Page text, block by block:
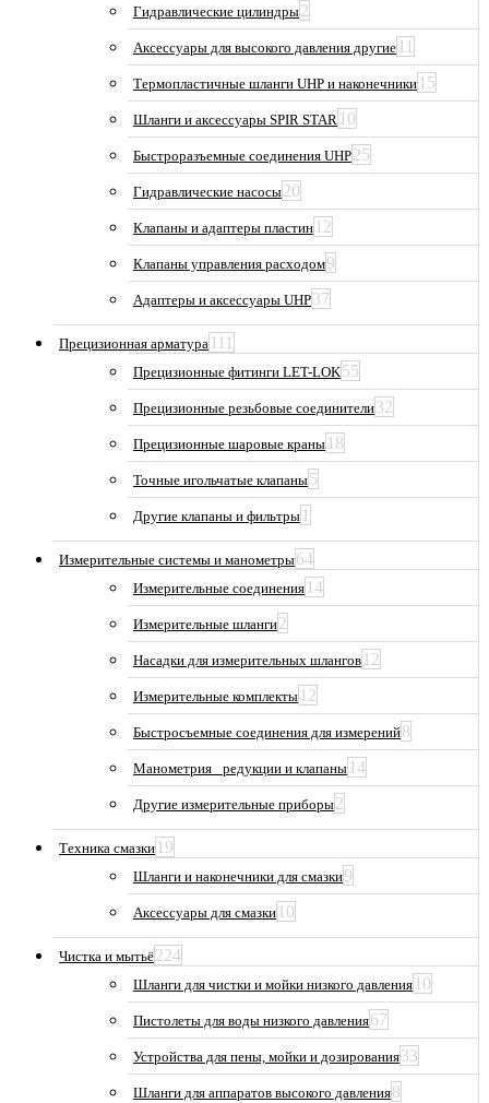
Гидравлические цилиндры2
Аксессуары для высокого давления другие 11
Термопластичные шланги UHP и наконечники 15
Шланги и аксессуары SPIR STAR 10
Быстроразъемные соединения UHP25
Гидравлические насосы20
Клапаны и адаптеры пластин 12
Клапаны управления расходом9
Адаптеры и аксессуары UHP37
Прецизионная арматура 111
Прецизионные фитинги LET-LOK55
Прецизионные резьбовые соединители32
Прецизионные шаровые краны 18
Точные игольчатые клапаны5
Другие клапаны и фильтры 1
Измерительные системы и манометры64
Измерительные соединения 14
Измерительные шланги2
Насадки для измерительных шлангов 12
Измерительные комплекты 12
Быстросъемные соединения для измерений8
Манометрия_ редукции и клапаны 14
Другие измерительные приборы2
Техника смазки 19
Шланги и наконечники для смазки9
Аксессуары для смазки 10
Чистка и мытьё224
Шланги для чистки и мойки низкого давления 10
Пистолеты для воды низкого давления67
Устройства для пены, мойки и дозирования33
Шланги для аппаратов высокого давления8